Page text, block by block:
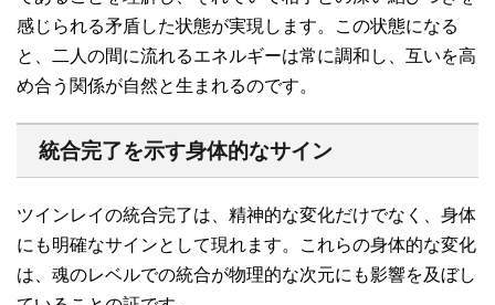
感じられる矛盾した状態が実現します。この状態になる
と、二人の間に流れるエネルギーは常に調和し、互いを高
め合う関係が自然と生まれるのです。
統合完了を示す身体的なサイン
ツインレイの統合完了は、精神的な変化だけでなく、身体
にも明確なサインとして現れます。これらの身体的な変化
は、魂のレベルでの統合が物理的な次元にも影響を及ぼし